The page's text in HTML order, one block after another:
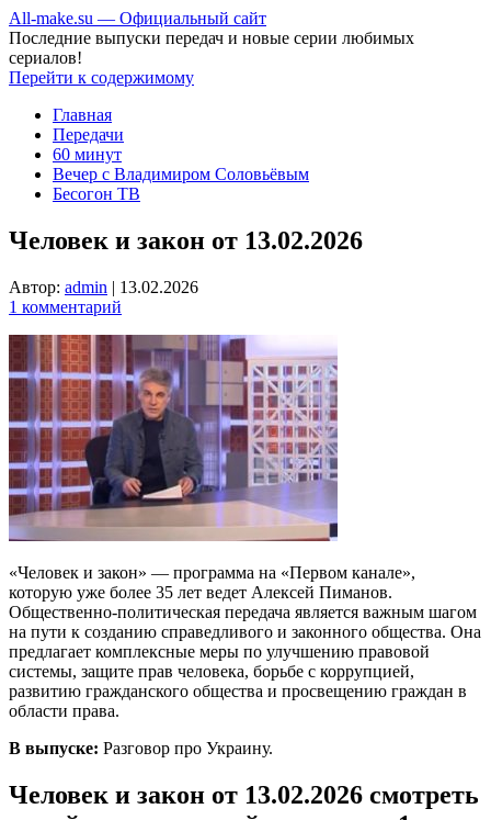
All-make.su — Официальный сайт
Последние выпуски передач и новые серии любимых
сериалов!
Перейти к содержимому
Главная
Передачи
60 минут
Вечер с Владимиром Соловьёвым
Бесогон ТВ
Человек и закон от 13.02.2026
Автор: admin | 13.02.2026
1 комментарий
«Человек и закон» — программа на «Первом канале»,
которую уже более 35 лет ведет Алексей Пиманов.
Общественно-политическая передача является важным шагом
на пути к созданию справедливого и законного общества. Она
предлагает комплексные меры по улучшению правовой
системы, защите прав человека, борьбе с коррупцией,
развитию гражданского общества и просвещению граждан в
области права.
В выпуске: Разговор про Украину.
Человек и закон от 13.02.2026 смотреть